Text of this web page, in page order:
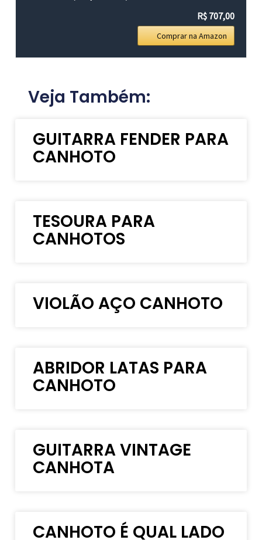
R$ 707,00
Comprar na Amazon
Veja Também:
GUITARRA FENDER PARA
CANHOTO
TESOURA PARA
CANHOTOS
VIOLÃO AÇO CANHOTO
ABRIDOR LATAS PARA
CANHOTO
GUITARRA VINTAGE
CANHOTA
CANHOTO É QUAL LADO